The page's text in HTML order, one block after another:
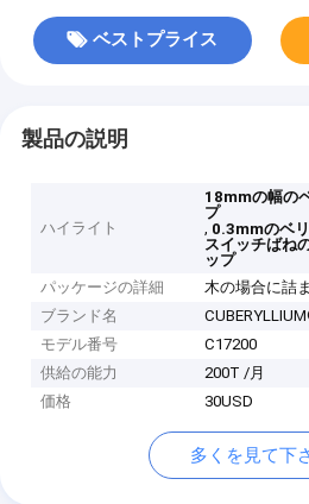
ベストプライス
製品の説明
ハイライト
18mmの幅の
プ
, 0.3mmのベ
スイッチばね
ップ
パッケージの詳細
木の場合に詰
ブランド名
モデル番号
C17200
供給の能力
200T /月
価格
30USD
多くを見て下